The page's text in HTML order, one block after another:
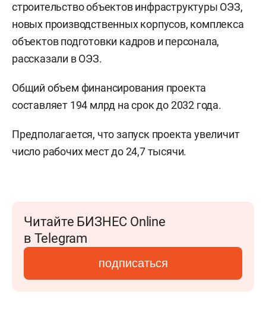
строительство объектов инфраструктуры ОЭЗ,
новых производственных корпусов, комплекса
объектов подготовки кадров и персонала,
рассказали в ОЭЗ.
Общий объем финансирования проекта
составляет 194 млрд на срок до 2032 года.
Предполагается, что запуск проекта увеличит
число рабочих мест до 24,7 тысячи.
Читайте БИЗНЕС Online
в Telegram
подписаться